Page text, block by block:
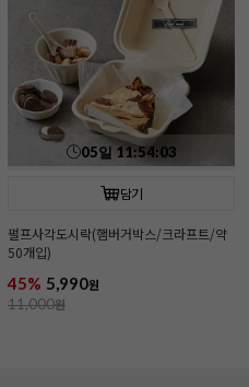
05일 11:54:02
담기
펄프사각도시락(햄버거박스/크라프트/약
50개입)
45% 5,990원
11,000원